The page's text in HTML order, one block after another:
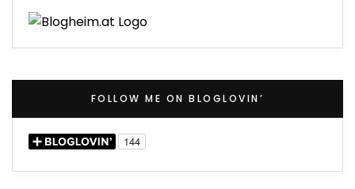
FOLLOW ME ON BLOGLOVIN’